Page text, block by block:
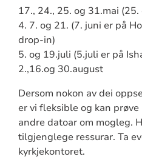
17., 24., 25. og 31.mai
4. 7. og 21. (7. juni er på
drop-in)
5. og 19.juli (5.juli er på
2.,16.og 30.august
Dersom nokon av dei
er vi fleksible og kan
andre datoar om mogleg.
tilgjenglege ressurar. Ta
kyrkjekontoret.